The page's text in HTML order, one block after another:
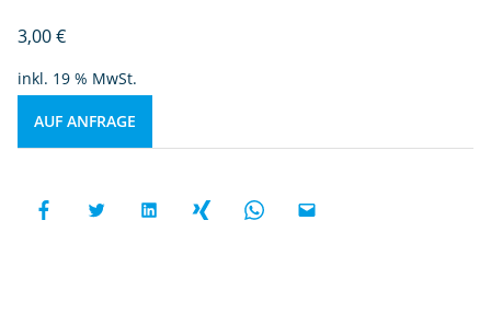
3,00€
inkl. 19 % MwSt.
AUF ANFRAGE